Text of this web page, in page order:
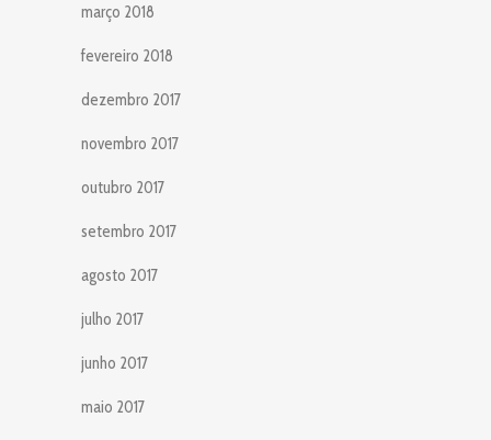
março 2018
fevereiro 2018
dezembro 2017
novembro 2017
outubro 2017
setembro 2017
agosto 2017
julho 2017
junho 2017
maio 2017